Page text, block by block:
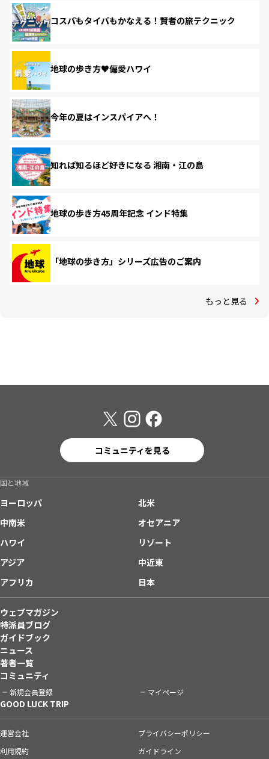
コスパもタイパもかなえる！賢者の旅テクニック
地球の歩き方♥偏愛ハワイ
今年の夏はインスパイアへ！
知れば知るほど好きになる 湘南・江の島
地球の歩き方45周年記念 インド特集
「地球の歩き方」シリーズ広告のご案内
もっと見る
コミュニティを見る
国と地域
ヨーロッパ
北米
中南米
オセアニア
ハワイ
リゾート
アジア
中近東
アフリカ
日本
ウェブマガジン
特派員ブログ
ガイドブック
ニュース
著者一覧
コミュニティ
新規会員登録 マイページ
GOOD LUCK TRIP
運営会社
プライバシーポリシー
利用規約
ガイドライン